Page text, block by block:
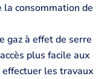
la consommation de
gaz à effet de serre
plus facile aux
effectuer les travaux